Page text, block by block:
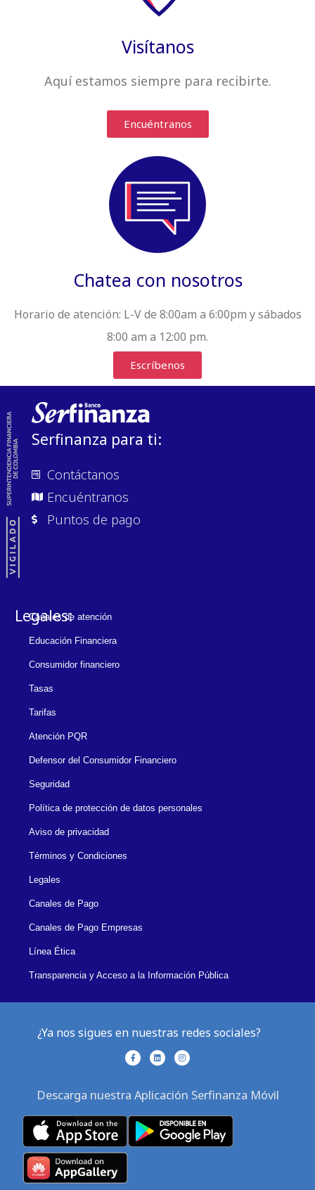
Visítanos
Aquí estamos siempre para recibirte.
Encuéntranos
Chatea con nosotros
Horario de atención: L-V de 8:00am a 6:00pm y sábados
8:00 am a 12:00 pm.
Escríbenos
Serfinanza para ti:
Contáctanos
Encuéntranos
Puntos de pago
Legales:
Canales de atención
Educación Financiera
Consumidor financiero
Tasas
Tarifas
Atención PQR
Defensor del Consumidor Financiero
Seguridad
Política de protección de datos personales
Aviso de privacidad
Términos y Condiciones
Legales
Canales de Pago
Canales de Pago Empresas
Línea Ética
Transparencia y Acceso a la Información Pública
¿Ya nos sigues en nuestras redes sociales?
F
a
o
L
i
d
I
n
g
m
Descarga nuestra Aplicación Serfinanza Móvil